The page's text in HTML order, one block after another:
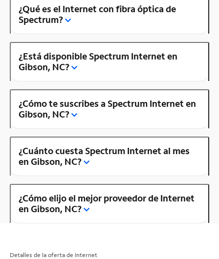
¿Qué es el Internet con fibra óptica de
Spectrum?
¿Está disponible Spectrum Internet en
Gibson, NC?
¿Cómo te suscribes a Spectrum Internet en
Gibson, NC?
¿Cuánto cuesta Spectrum Internet al mes
en Gibson, NC?
¿Cómo elijo el mejor proveedor de Internet
en Gibson, NC?
Detalles de la oferta de Internet